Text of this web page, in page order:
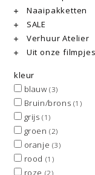
Naaipakketten
SALE
Verhuur Atelier
Uit onze filmpjes
kleur
blauw(3)
Bruin/brons (1)
grijs(1)
groen(2)
oranje (3)
rood (1)
roze (2)